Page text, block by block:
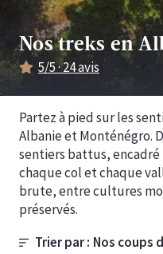
Nos treks en
5/5 ·24avis
Partez à pied sur les
Albanie et Monténégro.
sentiers battus, encadré
chaque col et chaque
brute, entre cultures
préservés.
Trier par :